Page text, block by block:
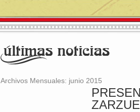
Archivos Mensuales: junio 2015